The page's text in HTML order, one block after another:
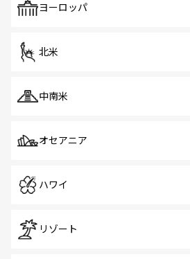
で、ホーカーズは地元の風情を
ヨーロッパ
北米
中南米
オセアニア
ハワイ
リゾート